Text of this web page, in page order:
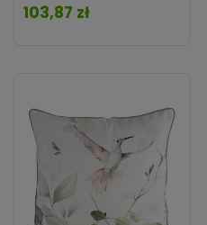
Cena
103,87 zł